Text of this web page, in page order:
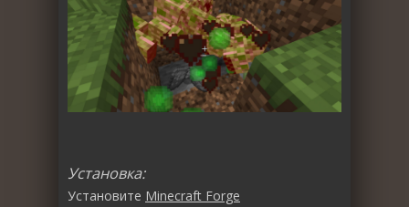
Установка:
Установите Minecraft Forge